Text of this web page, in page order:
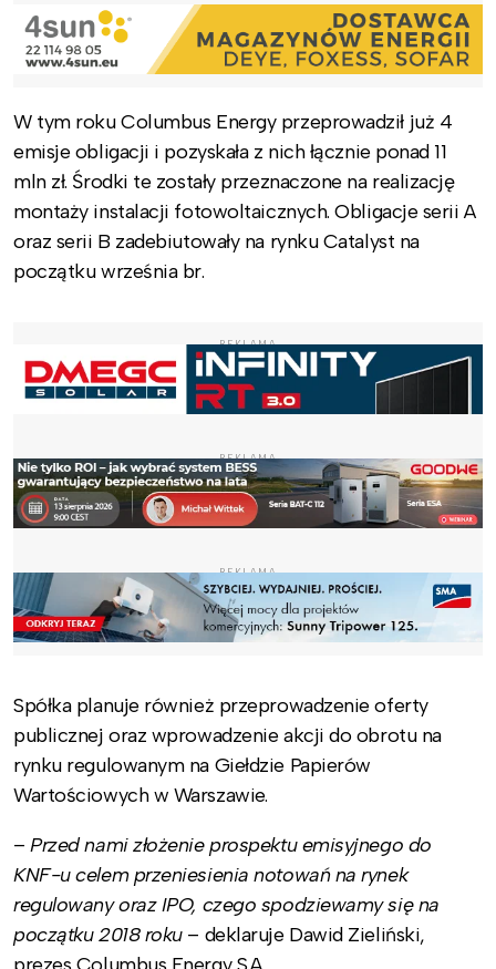
W tym roku Columbus Energy przeprowadził już 4
emisje obligacji i pozyskała z nich łącznie ponad 11
mln zł. Środki te zostały przeznaczone na realizację
montaży instalacji fotowoltaicznych. Obligacje serii A
oraz serii B zadebiutowały na rynku Catalyst na
początku września br.
REKLAMA
REKLAMA
REKLAMA
Spółka planuje również przeprowadzenie oferty
publicznej oraz wprowadzenie akcji do obrotu na
rynku regulowanym na Giełdzie Papierów
Wartościowych w Warszawie.
– Przed nami złożenie prospektu emisyjnego do
KNF-u celem przeniesienia notowań na rynek
regulowany oraz IPO, czego spodziewamy się na
początku 2018 roku – deklaruje Dawid Zieliński,
prezes Columbus Energy S.A.